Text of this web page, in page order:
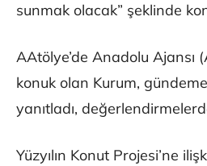
sunmak olacak” şeklinde
AAtölye’de Anadolu Ajansı
konuk olan Kurum,
yanıtladı,
Yüzyılın Konut Projesi’ne